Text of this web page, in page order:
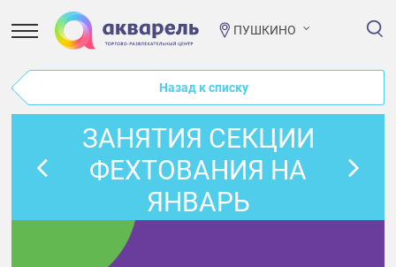
ПУШКИНО
Назад к списку
ЗАНЯТИЯ СЕКЦИИ
ФЕХТОВАНИЯ НА
ЯНВАРЬ